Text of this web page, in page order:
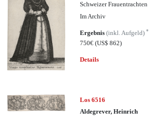
Schweizer Frauentrachten
Im Archiv
Ergebnis(inkl. Aufgeld)*
750€(US$ 862)
Details
Los 6516
Aldegrever, Heinrich